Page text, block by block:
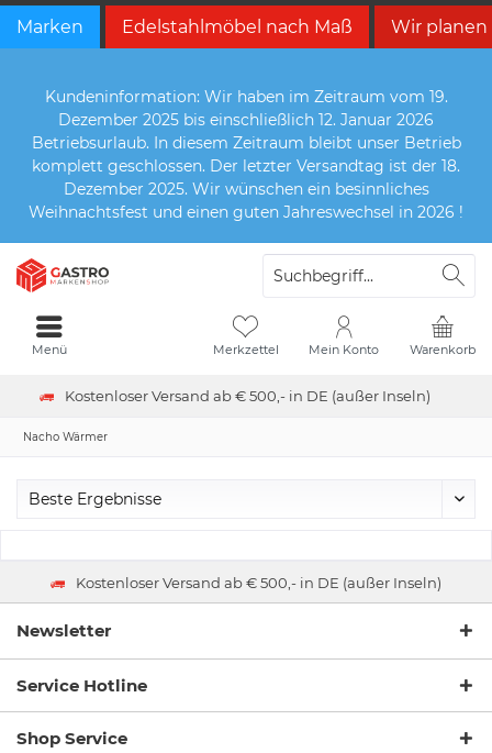
Marken Edelstahlmöbel nach Maß Wir planen
Kundeninformation: Wir haben im Zeitraum vom 19.
Dezember 2025 bis einschließlich 12. Januar 2026
Betriebsurlaub. In diesem Zeitraum bleibt unser Betrieb
komplett geschlossen. Der letzter Versandtag ist der 18.
Dezember 2025. Wir wünschen ein besinnliches
Weihnachtsfest und einen guten Jahreswechsel in 2026 !
Kostenloser Versand ab € 500,- in DE (außer Inseln)
Warenkorb
Merkzettel Mein Konto
Menü
Nacho Wärmer
Kostenloser Versand ab € 500,- in DE (außer Inseln)
Newsletter
Service Hotline
Shop Service